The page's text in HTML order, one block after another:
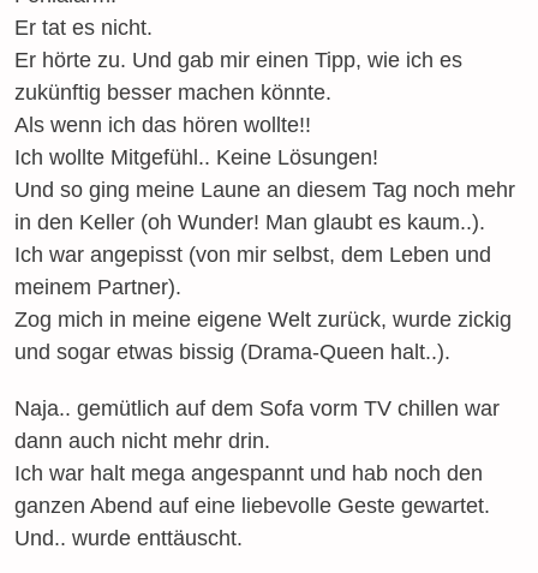
Er tat es nicht.
Er hörte zu. Und gab mir einen Tipp, wie ich es
zukünftig besser machen könnte.
Als wenn ich das hören wollte!!
Ich wollte Mitgefühl.. Keine Lösungen!
Und so ging meine Laune an diesem Tag noch mehr
in den Keller (oh Wunder! Man glaubt es kaum..).
Ich war angepisst (von mir selbst, dem Leben und
meinem Partner).
Zog mich in meine eigene Welt zurück, wurde zickig
und sogar etwas bissig (Drama-Queen halt..).
Naja.. gemütlich auf dem Sofa vorm TV chillen war
dann auch nicht mehr drin.
Ich war halt mega angespannt und hab noch den
ganzen Abend auf eine liebevolle Geste gewartet.
Und.. wurde enttäuscht.